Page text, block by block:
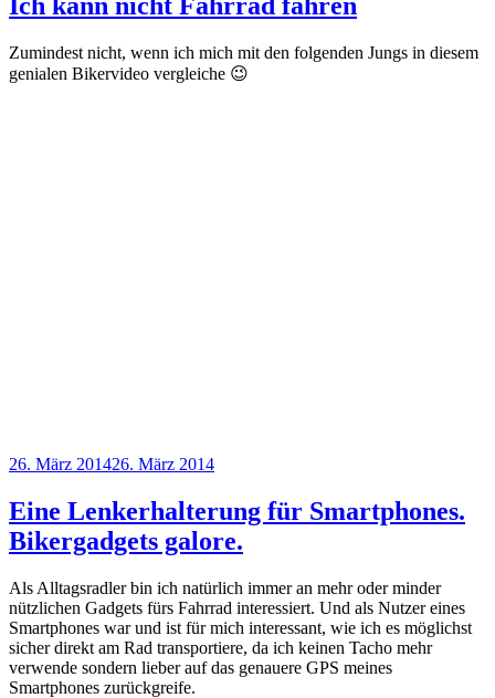
Ich kann nicht Fahrrad fahren
Zumindest nicht, wenn ich mich mit den folgenden Jungs in diesem
genialen Bikervideo vergleiche 😉
Veröffentlicht
26. März 201426. März 2014
Eine Lenkerhalterung für Smartphones.
Bikergadgets galore.
Als Alltagsradler bin ich natürlich immer an mehr oder minder
nützlichen Gadgets fürs Fahrrad interessiert. Und als Nutzer eines
Smartphones war und ist für mich interessant, wie ich es möglichst
sicher direkt am Rad transportiere, da ich keinen Tacho mehr
verwende sondern lieber auf das genauere GPS meines
Smartphones zurückgreife.